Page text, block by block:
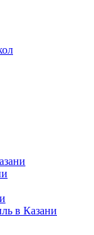
в Казани